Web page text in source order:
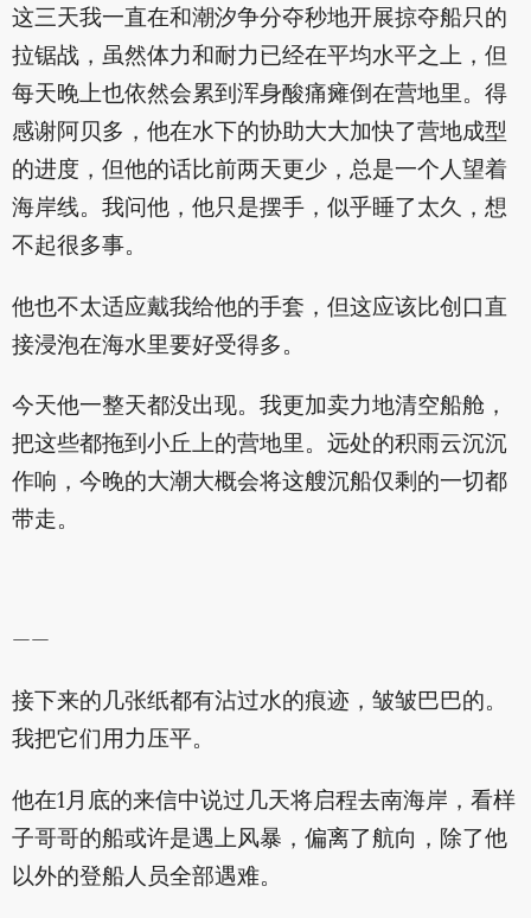
这三天我一直在和潮汐争分夺秒地开展掠夺船只的
拉锯战，虽然体力和耐力已经在平均水平之上，但
每天晚上也依然会累到浑身酸痛瘫倒在营地里。得
感谢阿贝多，他在水下的协助大大加快了营地成型
的进度，但他的话比前两天更少，总是一个人望着
海岸线。我问他，他只是摆手，似乎睡了太久，想
不起很多事。
他也不太适应戴我给他的手套，但这应该比创口直
接浸泡在海水里要好受得多。
今天他一整天都没出现。我更加卖力地清空船舱，
把这些都拖到小丘上的营地里。远处的积雨云沉沉
作响，今晚的大潮大概会将这艘沉船仅剩的一切都
带走。
——
接下来的几张纸都有沾过水的痕迹，皱皱巴巴的。
我把它们用力压平。
他在1月底的来信中说过几天将启程去南海岸，看样
子哥哥的船或许是遇上风暴，偏离了航向，除了他
以外的登船人员全部遇难。